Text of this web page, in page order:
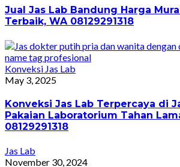
Jual Jas Lab Bandung Harga
Terbaik, WA 08129291318
Konveksi Jas Lab
May 3, 2025
Konveksi Jas Lab Terpercaya di
Pakaian Laboratorium Tahan
08129291318
Jas Lab
November 30, 2024